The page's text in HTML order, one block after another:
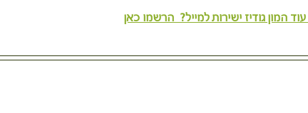
המון גודיז ישירות למייל?  הרשמו כאן